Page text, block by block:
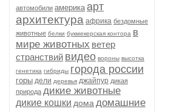
автомобили америка арт
архитектура африка бездомные
животные белки букмекерская контора в
мире животных ветер
странствий видео вороны высотка
генетика гибриды города россии
горы дели деревья джайпур дикая
природа дикие животные
дикие кошки дома домашние